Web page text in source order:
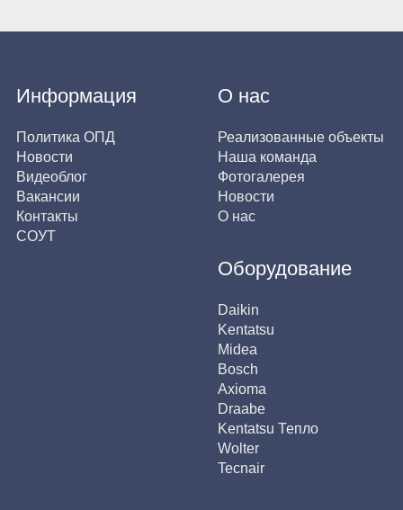
Информация
Политика ОПД
Новости
Видеоблог
Вакансии
Контакты
СОУТ
О нас
Реализованные объекты
Наша команда
Фотогалерея
Новости
О нас
Оборудование
Daikin
Kentatsu
Midea
Bosch
Axioma
Draabe
Kentatsu Тепло
Wolter
Tecnair